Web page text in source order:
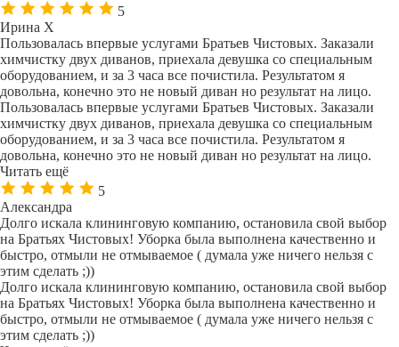
5
Ирина Х
Пользовалась впервые услугами Братьев Чистовых. Заказали
химчистку двух диванов, приехала девушка со специальным
оборудованием, и за 3 часа все почистила. Результатом я
довольна, конечно это не новый диван но результат на лицо.
Пользовалась впервые услугами Братьев Чистовых. Заказали
химчистку двух диванов, приехала девушка со специальным
оборудованием, и за 3 часа все почистила. Результатом я
довольна, конечно это не новый диван но результат на лицо.
Читать ещё
5
Александра
Долго искала клининговую компанию, остановила свой выбор
на Братьях Чистовых! Уборка была выполнена качественно и
быстро, отмыли не отмываемое ( думала уже ничего нельзя с
этим сделать ;))
Долго искала клининговую компанию, остановила свой выбор
на Братьях Чистовых! Уборка была выполнена качественно и
быстро, отмыли не отмываемое ( думала уже ничего нельзя с
этим сделать ;))